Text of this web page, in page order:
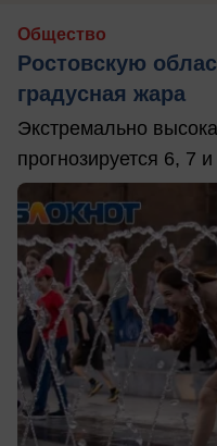
Общество
Ростовскую
градусная жара
Экстремально
прогнозируется 6, 7 и